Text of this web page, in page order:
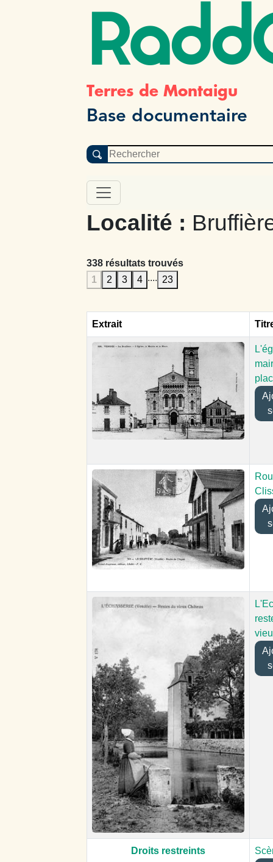
Terres de Montaigu
Base documentaire
Localité :
338 résultats trouvés
1
2 3 4 .... 23
Extrait
Droits restreints